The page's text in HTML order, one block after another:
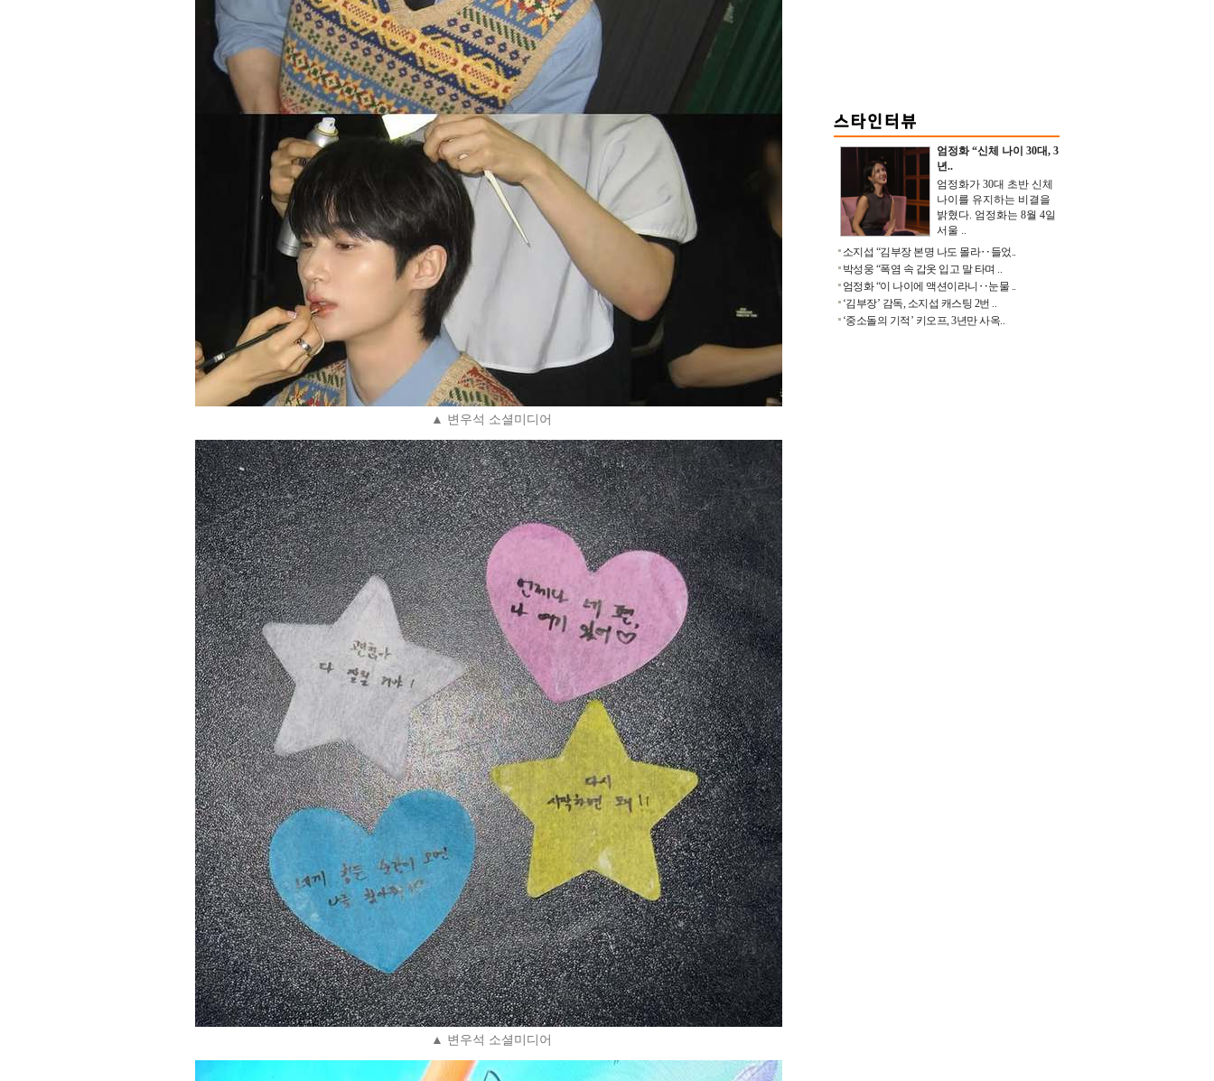
▲ 변우석 소셜미디어
▲ 변우석 소셜미디어
엄정화 “신체 나이 30대, 3
년..
엄정화가 30대 초반 신체
나이를 유지하는 비결을
밝혔다. 엄정화는 8월 4일
서울 ..
소지섭 “김부장 본명 나도 몰라‥들었..
박성웅 “폭염 속 갑옷 입고 말 타며 ..
엄정화 “이 나이에 액션이라니‥눈물 ..
‘김부장’ 감독, 소지섭 캐스팅 2번 ..
‘중소돌의 기적’ 키오프, 3년만 사옥..